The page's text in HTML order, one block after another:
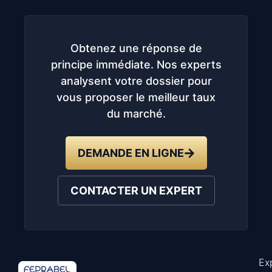
Obtenez une réponse de
principe immédiate. Nos experts
analysent votre dossier pour
vous proposer le meilleur taux
du marché.
DEMANDE EN LIGNE
CONTACTER UN EXPERT